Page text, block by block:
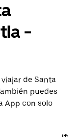
-
de Santa
puedes
App con solo